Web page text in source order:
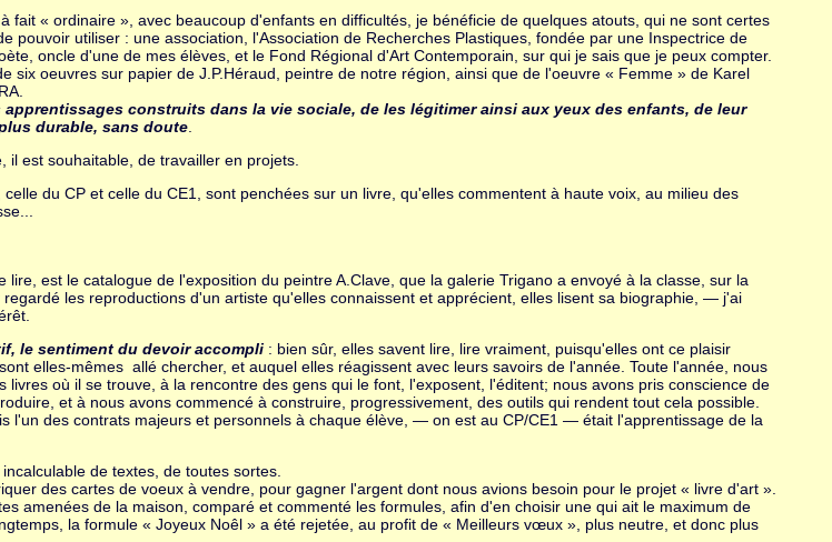
fait « ordinaire », avec beaucoup d'enfants en difficultés, je bénéficie de quelques atouts, qui ne sont certes
pouvoir utiliser : une association, l'Association de Recherches Plastiques, fondée par une Inspectrice de
oncle d'une de mes élèves, et le Fond Régional d'Art Contemporain, sur qui je sais que je peux compter.
six oeuvres sur papier de J.P.Héraud, peintre de notre région, ainsi que de l'oeuvre « Femme » de Karel
construits dans la vie sociale, de les légitimer ainsi aux yeux des enfants, de leur
durable, sans doute.
il est souhaitable, de travailler en projets.
du CP et celle du CE1, sont penchées sur un livre, qu'elles commentent à haute voix, au milieu des
est le catalogue de l'exposition du peintre A.Clave, que la galerie Trigano a envoyé à la classe, sur la
les reproductions d'un artiste qu'elles connaissent et apprécient, elles lisent sa biographie, — j'ai
le sentiment du devoir accompli : bien sûr, elles savent lire, lire vraiment, puisqu'elles ont ce plaisir
elles-mêmes allé chercher, et auquel elles réagissent avec leurs savoirs de l'année. Toute l'année, nous
où il se trouve, à la rencontre des gens qui le font, l'exposent, l'éditent; nous avons pris conscience de
et à nous avons commencé à construire, progressivement, des outils qui rendent tout cela possible.
l'un des contrats majeurs et personnels à chaque élève, — on est au CP/CE1 — était l'apprentissage de la
de textes, de toutes sortes.
des cartes de voeux à vendre, pour gagner l'argent dont nous avions besoin pour le projet « livre d'art ».
amenées de la maison, comparé et commenté les formules, afin d'en choisir une qui ait le maximum de
la formule « Joyeux Noêl » a été rejetée, au profit de « Meilleurs vœux », plus neutre, et donc plus